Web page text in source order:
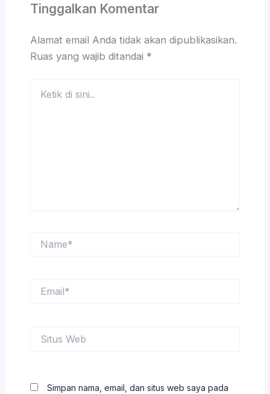
Tinggalkan Komentar
Alamat email Anda tidak akan dipublikasikan.
Ruas yang wajib ditandai *
Web
Simpan nama, email, dan situs web saya pada